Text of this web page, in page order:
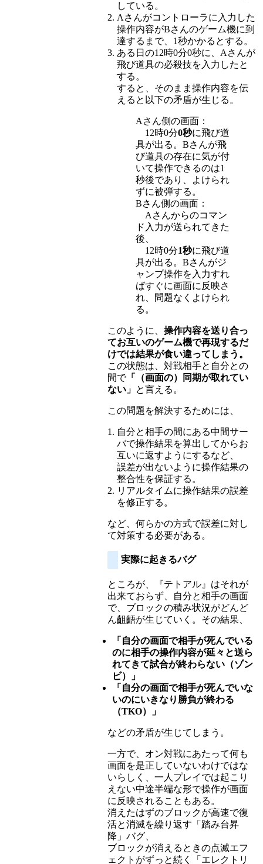
している。
Aさんがコントローラに入力した
操作内容がBさんのゲーム機に到
達するまで、1秒かかるとする。
ある日の12時0分0秒に、Aさんが
飛び道具の必殺技を入力したと
する。
すると、そのまま操作内容を伝
えると以下の矛盾が生じる。
Aさん側の画面：
12時0分0秒に飛び道
具が出る。Bさんが飛
び道具の存在に気が付
いて操作できるのは1
秒後であり、よけられ
ずに被弾する。
Bさん側の画面：
Aさんからのコマン
ド入力が送られてきた
後、
12時0分1秒に飛び道
具が出る。Bさんがジ
ャンプ操作を入力すれ
ばすぐに画面に反映さ
れ、問題なくよけられ
る。
このように、 操作内容を送り合っ
てお互いのゲーム機で再現するだ
けでは結果が食い違ってしまう。
この状態は、対戦相手と自分との
間で「（画面の）同期が取れてい
ない」 と言える。
この問題を解決するためには、
自分と相手の間にある中間サー
バで操作結果を算出してからお
互いに返すようにするなど、
誤差が出ないように操作結果の
整合性を保証する。
リアルタイムに操作結果の誤差
を修正する。
など、何らかの方式で誤差に対し
て対策する必要がある。
実際に起きるバグ
ところが、『テトアル』はそれが
出来ておらず、自分と相手の画面
で、ブロックの積み状況がどんど
ん齟齬が生じていく。その結果、
「自分の画面で相手が死んでいる
のに相手の操作内容が延々と送ら
れてきて試合が終わらない（ゾン
ビ）」
「自分の画面で相手が死んでいな
いのにいきなり勝負が終わる
（TKO）」
などの矛盾が生じてしまう。
一方で、オン対戦にあたって何も
画面を是正していないわけではな
いらしく、一人プレイでは起こり
えない中途半端な形で操作が画面
に反映されることもある。
消えたはずのブロックが高速で復
活と消滅を繰り返す「踏み台昇
降」バグ、
ブロックが消えるときの点滅エフ
ェクトがずっと続く「エレクトリ